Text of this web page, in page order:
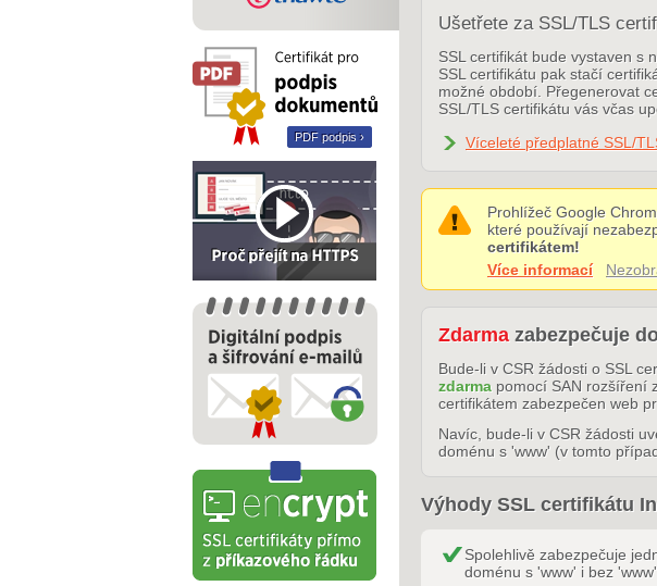
PDF podpis ›
Ušetřete za SSL/TLS
SSL certifikát bude vystaven s
SSL certifikátu pak stačí
možné období. Přegenerovat
SSL/TLS certifikátu vás včas
Víceleté předplatné SSL/
Prohlížeč Google
které používají
certifikátem!
Více informací
Zdarma zabezpečuje
Bude-li v CSR žádosti o SSL
zdarma pomocí SAN rozšíření
certifikátem zabezpečen web
Navíc, bude-li v CSR žádosti
doménu s 'www' (v tomto
Výhody SSL certifikátu
Spolehlivě zabezpečuje
doménu s 'www' i bez 'www'